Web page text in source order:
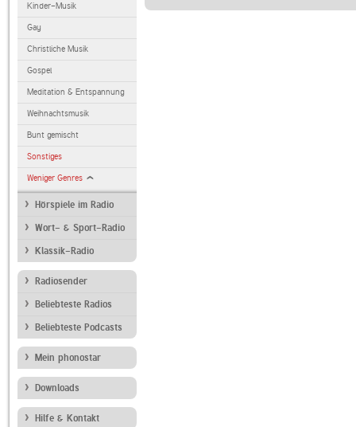
Kinder-Musik
Gay
Christliche Musik
Gospel
Meditation & Entspannung
Weihnachtsmusik
Bunt gemischt
Sonstiges
Weniger Genres
Hörspiele im Radio
Wort- & Sport-Radio
Klassik-Radio
Radiosender
Beliebteste Radios
Beliebteste Podcasts
Mein phonostar
Downloads
Hilfe & Kontakt